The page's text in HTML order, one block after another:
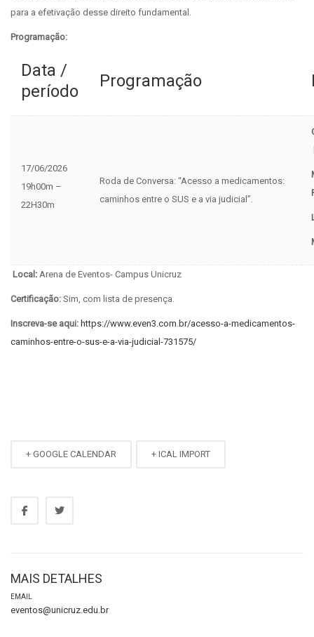
para a efetivação desse direito fundamental.
Programação:
Data /
período
Programação
17/06/2026
19h00m –
22H30m
Roda de Conversa: “Acesso a medicamentos:
caminhos entre o SUS e a via judicial”.
Local : Arena de Eventos- Campus Unicruz
Certificação: Sim, com lista de presença.
Inscreva-se aqui: https://www.even3.com.br/acesso-a-medicamentos-
caminhos-entre-o-sus-e-a-via-judicial-731575/
+ GOOGLE CALENDAR + ICAL IMPORT
MAIS DETALHES
EMAIL
eventos@unicruz.edu.br